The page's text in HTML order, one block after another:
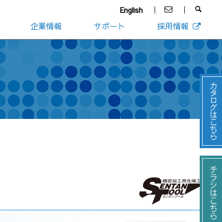
English
企業情報 サポート 採用情報